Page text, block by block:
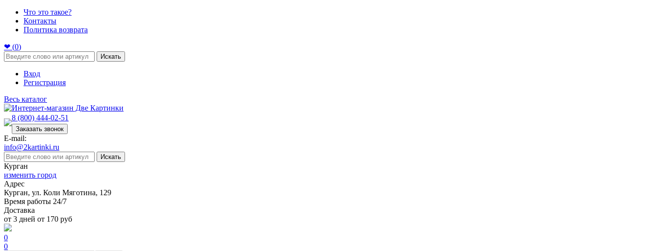
Что это такое?
Контакты
Политика возврата
❤ (0)
Искать
Вход
Регистрация
Весь каталог
8 (800) 444-02-51
Заказать звонок
E-mail:
info@2kartinki.ru
Искать
Курган
изменить город
Адрес
Курган, ул. Коли Мяготина, 129
Время работы 24/7
Доставка
от 3 дней от 170 руб
0
0